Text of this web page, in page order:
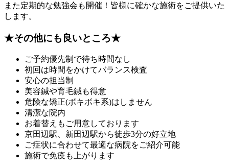
また定期的な勉強会も開催！皆様に確かな施術をご提供いた
します。
★その他にも良いところ★
ご予約優先制で待ち時間なし
初回は時間をかけてバランス検査
安心の担当制
美容鍼や育毛鍼も得意
危険な矯正(ボキボキ系)はしません
清潔な院内
お着替えもご用意しております
京田辺駅、新田辺駅から徒歩3分の好立地
ご症状に合わせて最適な病院をご紹介可能
施術で免疫も上がります